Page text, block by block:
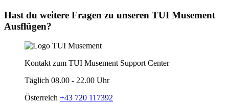
Hast du weitere Fragen zu unseren TUI Musement
Ausflügen?
Kontakt zum TUI Musement Support Center
Täglich 08.00 - 22.00 Uhr
Österreich +43 720 117392